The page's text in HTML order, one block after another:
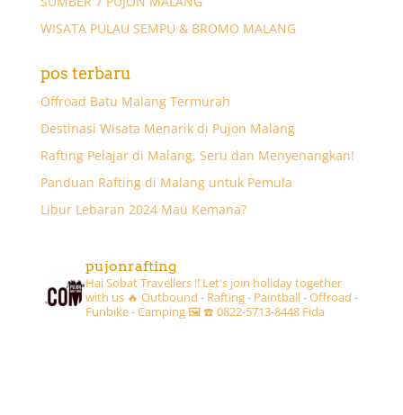
WISATA PULAU SEMPU & BROMO MALANG
pos terbaru
Offroad Batu Malang Termurah
Destinasi Wisata Menarik di Pujon Malang
Rafting Pelajar di Malang, Seru dan Menyenangkan!
Panduan Rafting di Malang untuk Pemula
Libur Lebaran 2024 Mau Kemana?
pujonrafting
Hai Sobat Travellers !! Let's join holiday together
with us 🔥 Outbound - Rafting - Paintball - Offroad -
Funbike - Camping 🖼☎️ 0822-5713-8448 Fida